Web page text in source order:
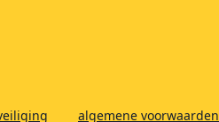
algemene voorwaarden